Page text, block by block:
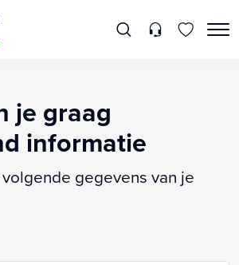
je graag
informatie
gegevens van je